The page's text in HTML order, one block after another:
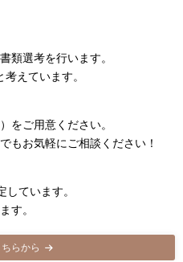
類選考を行います。
えています。
をご用意ください。
もお気軽にご相談ください！
ています。
す。
らから